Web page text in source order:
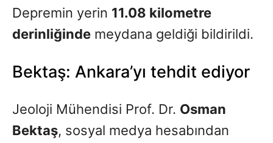
Depremin yerin 11.08 kilometre
derinliğinde meydana geldiği bildirildi.
Bektaş: Ankara’yı tehdit ediyor
Jeoloji Mühendisi Prof. Dr. Osman
Bektaş, sosyal medya hesabından